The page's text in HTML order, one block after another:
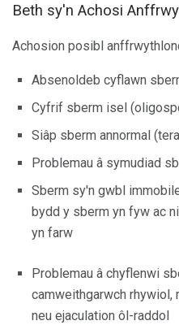
Beth sy'n Achosi
Achosion posibl
Absenoldeb cyflawn
Cyfrif sberm isel
Siâp sberm annormal
Problemau â symudiad
Sberm sy'n gwbl
bydd y sberm yn fyw ac
yn farw
Problemau â chyflenwi
camweithgarwch rhywiol,
neu ejaculation ôl-raddol